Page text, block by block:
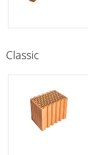
Classic